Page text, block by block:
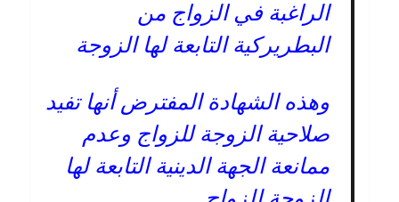
الراغبة في الزواج من
البطريركية التابعة لها الزوجة
وهذه الشهادة المفترض أنها تفيد
صلاحية الزوجة للزواج وعدم
ممانعة الجهة الدينية التابعة لها